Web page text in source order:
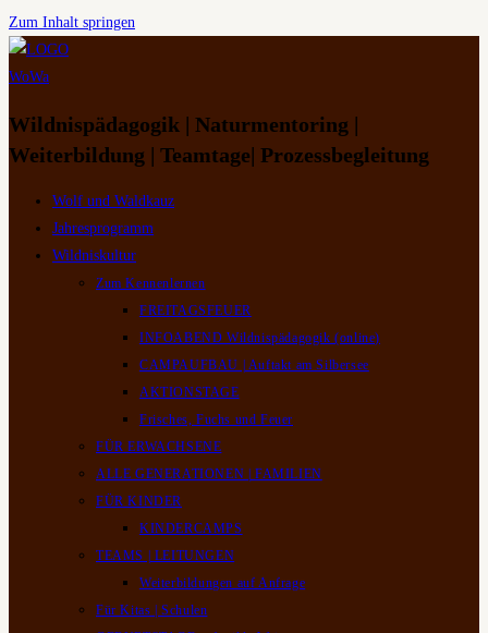
Zum Inhalt springen
Wildnispädagogik | Naturmentoring |
Weiterbildung | Teamtage| Prozessbegleitung
Wolf und Waldkauz
Jahresprogramm
Wildniskultur
Zum Kennenlernen
FREITAGSFEUER
INFOABEND Wildnispädagogik (online)
CAMPAUFBAU | Auftakt am Silbersee
AKTIONSTAGE
Frisches, Fuchs und Feuer
FÜR ERWACHSENE
ALLE GENERATIONEN | FAMILIEN
FÜR KINDER
KINDERCAMPS
TEAMS | LEITUNGEN
Weiterbildungen auf Anfrage
Für Kitas | Schulen